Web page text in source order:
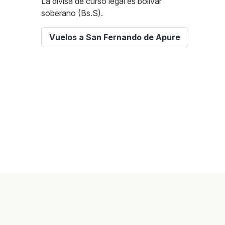
soberano (Bs.S).
Vuelos a San Fernando de Apure